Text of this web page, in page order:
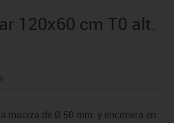
120x60 cm T0 alt.
maciza de Ø 50 mm. y encimera en